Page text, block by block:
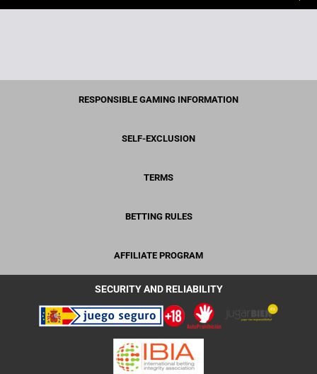
RESPONSIBLE GAMING INFORMATION
SELF-EXCLUSION
TERMS
BETTING RULES
AFFILIATE PROGRAM
SECURITY AND RELIABILITY